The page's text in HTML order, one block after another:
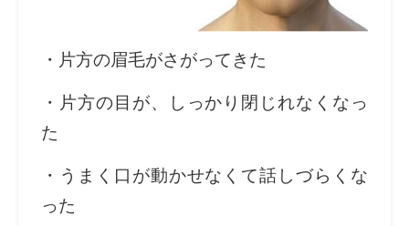
・片方の眉毛がさがってきた
・片方の目が、しっかり閉じれなくなっ
た
・うまく口が動かせなくて話しづらくな
った